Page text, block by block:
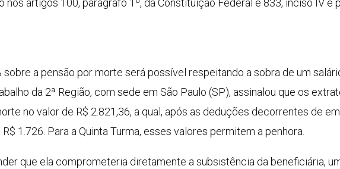
artigos 100, parágrafo 1º, da Constituição Federal e 833, inciso IV e
sobre a pensão por morte será possível respeitando a sobra de um
da 2ª Região, com sede em São Paulo (SP), assinalou que os
no valor de R$ 2.821,36, a qual, após as deduções decorrentes de
1.726. Para a Quinta Turma, esses valores permitem a penhora.
que ela comprometeria diretamente a subsistência da beneficiária,